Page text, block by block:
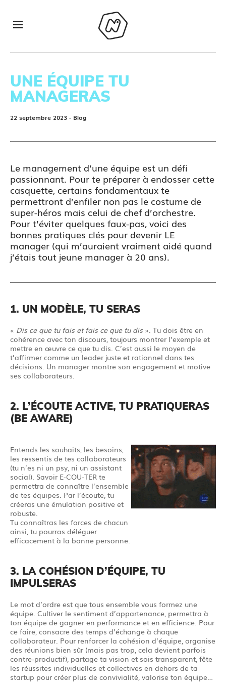
UNE ÉQUIPE TU
MANAGERAS
22 septembre 2023 - Blog
Le management d’une équipe est un défi
passionnant. Pour te préparer à endosser cette
casquette, certains fondamentaux te
permettront d’enfiler non pas le costume de
super-héros mais celui de chef d’orchestre.
Pour t’éviter quelques faux-pas, voici des
bonnes pratiques clés pour devenir LE
manager (qui m’auraient vraiment aidé quand
j’étais tout jeune manager à 20 ans).
1. UN MODÈLE, TU SERAS
« Dis ce que tu fais et fais ce que tu dis ». Tu dois être en
cohérence avec ton discours, toujours montrer l’exemple et
mettre en œuvre ce que tu dis. C’est aussi le moyen de
t’affirmer comme un leader juste et rationnel dans tes
décisions. Un manager montre son engagement et motive
ses collaborateurs.
2. L’ÉCOUTE ACTIVE, TU PRATIQUERAS
(BE AWARE)
Entends les souhaits, les besoins,
les ressentis de tes collaborateurs
(tu n’es ni un psy, ni un assistant
social). Savoir E-COU-TER te
permettra de connaître l’ensemble
de tes équipes. Par l’écoute, tu
créeras une émulation positive et
robuste.
Tu connaîtras les forces de chacun
ainsi, tu pourras déléguer
efficacement à la bonne personne.
3. LA COHÉSION D’ÉQUIPE, TU
IMPULSERAS
Le mot d’ordre est que tous ensemble vous formez une
équipe. Cultiver le sentiment d’appartenance, permettra à
ton équipe de gagner en performance et en efficience. Pour
ce faire, consacre des temps d’échange à chaque
collaborateur. Pour renforcer la cohésion d’équipe, organise
des réunions bien sûr (mais pas trop, cela devient parfois
contre-productif), partage ta vision et sois transparent, fête
les réussites individuelles et collectives en dehors de ta
startup pour créer plus de convivialité, valorise ton équipe…